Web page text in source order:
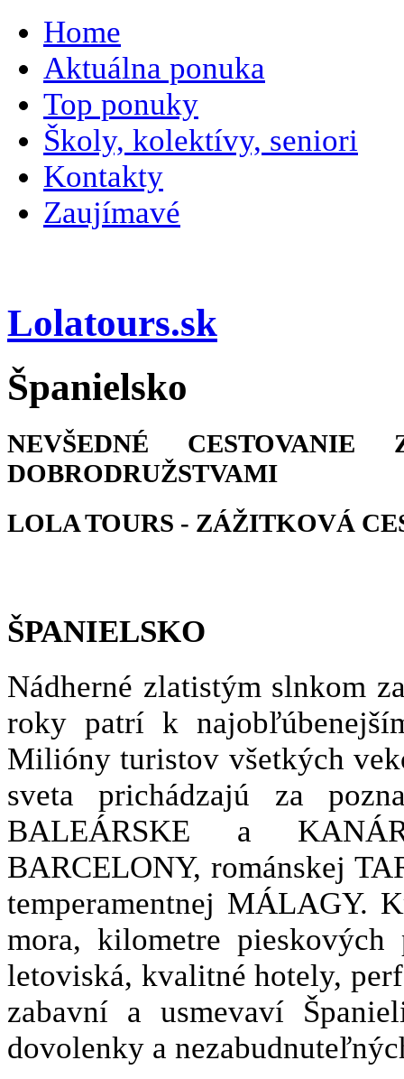
Home
Aktuálna ponuka
Top ponuky
Školy, kolektívy, seniori
Kontakty
Zaujímavé
Lolatours.sk
Španielsko
NEVŠEDNÉ
DOBRODRUŽSTVAMI
LOLA TOURS - ZÁŽITKOVÁ
ŠPANIELSKO
Nádherné zlatistým slnkom
roky patrí k
Milióny turistov všetkých
sveta prichádzajú za
BALEÁRSKE a
BARCELONY, románskej
temperamentnej MÁLAGY.
mora, kilometre pieskových
letoviská, kvalitné hotely,
zabavní a usmevaví
dovolenky a